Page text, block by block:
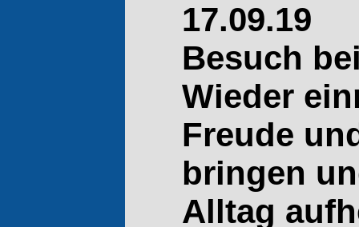
17.09.19
Besuch
Wieder
Freude
bringen
Alltag